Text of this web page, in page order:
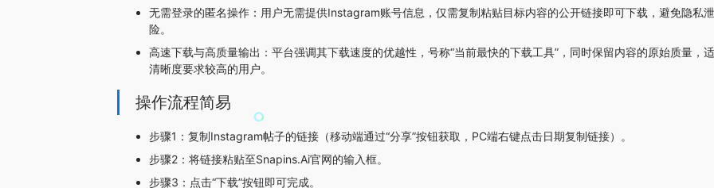
无需登录的匿名操作：用户无需提供Instagram账号信息，仅需复制粘贴目标内容的公开链接即可下载，避免隐私
险。
高速下载与高质量输出：平台强调其下载速度的优越性，号称“当前最快的下载工具”，同时保留内容的原始质量，
清晰度要求较高的用户。
操作流程简易
步骤1：复制Instagram帖子的链接（移动端通过“分享”按钮获取，PC端右键点击日期复制链接）。
步骤2：将链接粘贴至Snapins.Ai官网的输入框。
步骤3：点击“下载”按钮即可完成。